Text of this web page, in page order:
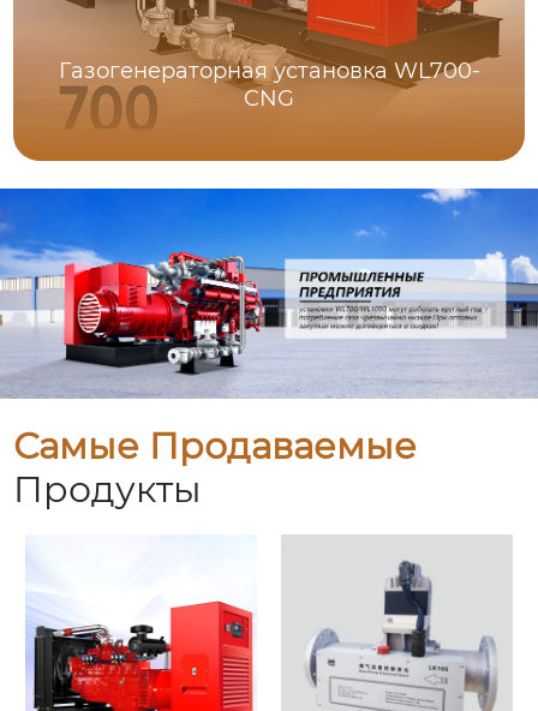
Газогенераторная установка WL700-
CNG
Самые Продаваемые
Продукты